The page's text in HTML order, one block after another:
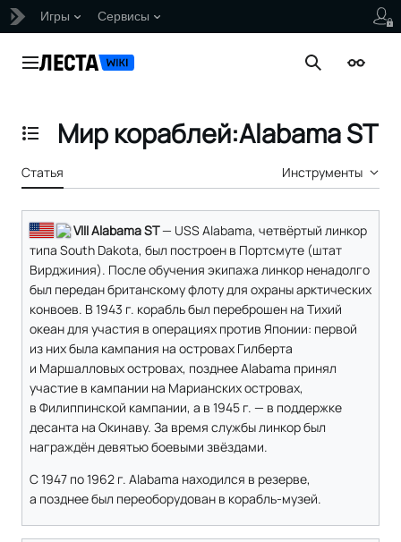
Игры Сервисы
Главное меню Поиск
Отобразить/Скрыть содержание
Мир кораблей:Alabama ST
Статья Инструменты
VIII Alabama ST— USS Alabama, четвёртый линкор
типа South Dakota, был построен в Портсмуте (штат
Вирджиния). После обучения экипажа линкор ненадолго
был передан британскому флоту для охраны арктических
конвоев. В 1943 г. корабль был переброшен на Тихий
океан для участия в операциях против Японии: первой
из них была кампания на островах Гилберта
и Маршалловых островах, позднее Alabama принял
участие в кампании на Марианских островах,
в Филиппинской кампании, а в 1945 г. — в поддержке
десанта на Окинаву. За время службы линкор был
награждён девятью боевыми звёздами.
С 1947 по 1962 г. Alabama находился в резерве,
а позднее был переоборудован в корабль-музей.